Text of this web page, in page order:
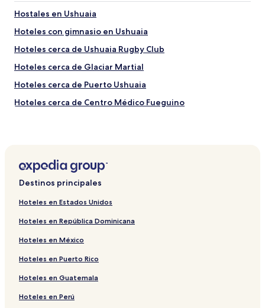
Hostales en Ushuaia
Hoteles con gimnasio en Ushuaia
Hoteles cerca de Ushuaia Rugby Club
Hoteles cerca de Glaciar Martial
Hoteles cerca de Puerto Ushuaia
Hoteles cerca de Centro Médico Fueguino
Hoteles familiares en Ushuaia
Hoteles con desayuno incluido en Ushuaia
Hoteles cerca de Base Naval Integrada Almirante Berisso
Hoteles cerca de Centro deportivo municipal
Hoteles cerca de Iglesia de la Merced
Hoteles cerca de Monumento conmemorativo del General
Destinos principales
Hoteles en Estados Unidos
Hoteles en República Dominicana
Hoteles en México
Hoteles en Puerto Rico
Hoteles en Guatemala
Hoteles en Perú